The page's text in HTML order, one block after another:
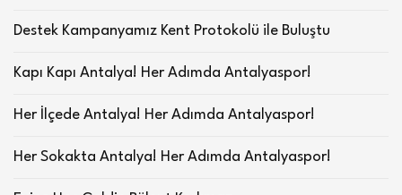
Destek Kampanyamız Kent Protokolü ile Buluştu
Kapı Kapı Antalya! Her Adımda Antalyaspor!
Her İlçede Antalya! Her Adımda Antalyaspor!
Her Sokakta Antalya! Her Adımda Antalyaspor!